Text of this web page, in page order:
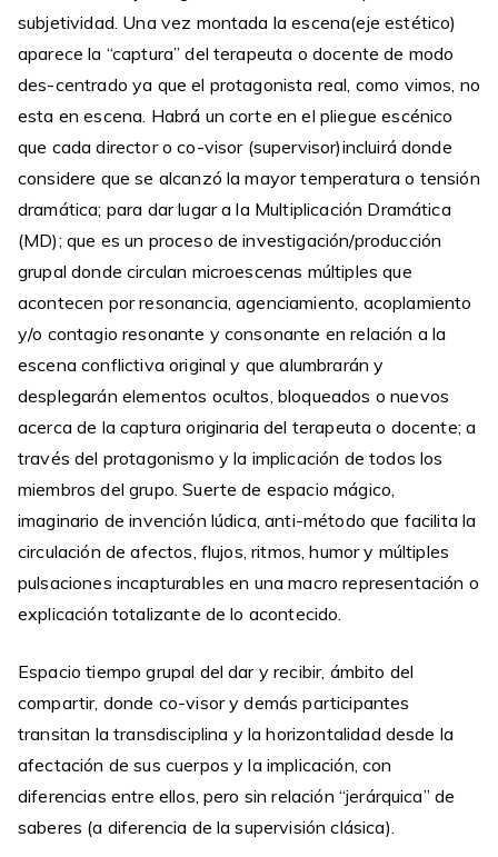
subjetividad. Una vez montada la escena(eje estético)
aparece la “captura” del terapeuta o docente de modo
des-centrado ya que el protagonista real, como vimos, no
esta en escena. Habrá un corte en el pliegue escénico
que cada director o co-visor (supervisor)incluirá donde
considere que se alcanzó la mayor temperatura o tensión
dramática; para dar lugar a la Multiplicación Dramática
(MD); que es un proceso de investigación/producción
grupal donde circulan microescenas múltiples que
acontecen por resonancia, agenciamiento, acoplamiento
y/o contagio resonante y consonante en relación a la
escena conflictiva original y que alumbrarán y
desplegarán elementos ocultos, bloqueados o nuevos
acerca de la captura originaria del terapeuta o docente; a
través del protagonismo y la implicación de todos los
miembros del grupo. Suerte de espacio mágico,
imaginario de invención lúdica, anti-método que facilita la
circulación de afectos, flujos, ritmos, humor y múltiples
pulsaciones incapturables en una macro representación o
explicación totalizante de lo acontecido.
Espacio tiempo grupal del dar y recibir, ámbito del
compartir, donde co-visor y demás participantes
transitan la transdisciplina y la horizontalidad desde la
afectación de sus cuerpos y la implicación, con
diferencias entre ellos, pero sin relación “jerárquica” de
saberes (a diferencia de la supervisión clásica).